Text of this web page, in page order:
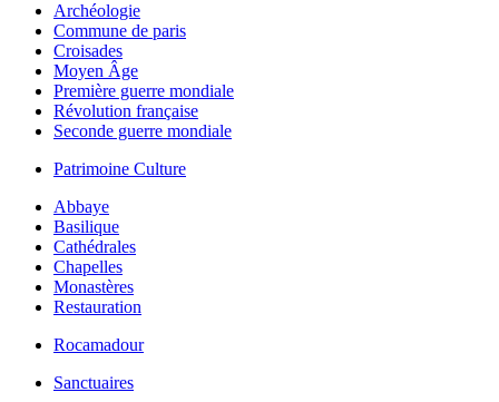
Archéologie
Commune de paris
Croisades
Moyen Âge
Première guerre mondiale
Révolution française
Seconde guerre mondiale
Patrimoine Culture
Abbaye
Basilique
Cathédrales
Chapelles
Monastères
Restauration
Rocamadour
Sanctuaires